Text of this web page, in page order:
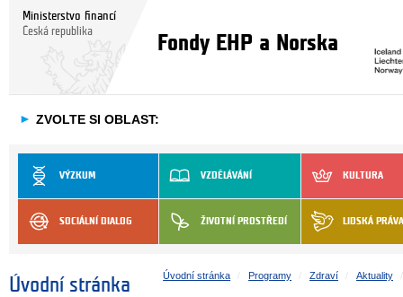
Ministerstvo financí
Česká republika
Fondy EHP a Norska
► ZVOLTE SI OBLAST:
VÝZKUM VZDĚLÁVÁNÍ KULTURA
SOCIÁLNÍ DIALOG ŽIVOTNÍ PROSTŘEDÍ LIDSKÁ PRÁVA
Úvodní stránka
Úvodní stránka Programy Zdraví Aktuality